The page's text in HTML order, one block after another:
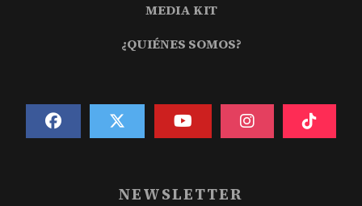
MEDIA KIT
¿QUIÉNES SOMOS?
NEWSLETTER